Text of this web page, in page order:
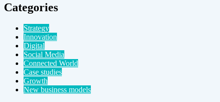
Categories
Strategy
Innovation
Digital
Social Media
Connected World
Case studies
Growth
New business models